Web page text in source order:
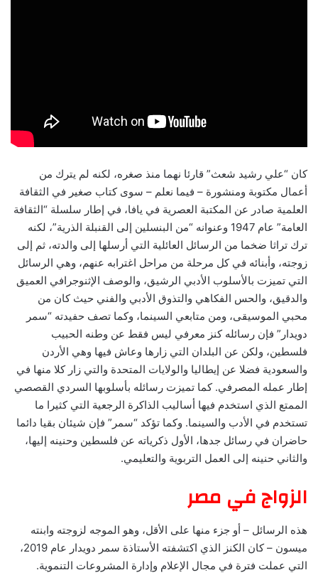
كان “علي رشيد شعث” قارئا نهما منذ صغره، لكنه لم يترك من
أعمال مكتوبة ومنشورة – فيما نعلم – سوى كتاب صغير في الثقافة
العلمية صادر عن المكتبة العصرية في يافا، في إطار سلسلة “الثقافة
العامة” عام 1947 وعنوانه “من البنسلين إلى القنبلة الذرية”، لكنه
ترك تراثا ضخما من الرسائل العائلية التي أرسلها إلى والدته، ثم إلى
زوجته، وأبنائه في كل مرحلة من مراحل اغترابه عنهم، وهي الرسائل
التي تميزت بالأسلوب الأدبي الرشيق، والوصف الإثنوجرافي العميق
والدقيق، والحس الفكاهي والتذوق الأدبي والفني حيث كان من
محبي الموسيقى، ومن متابعي السينما، وكما تصف حفيدته “سمر
دويدار” فإن رسائله كنز معرفي ليس فقط عن وطنه الحبيب
فلسطين، ولكن عن البلدان التي زارها وعاش فيها وهي الأردن
والسعودية فضلا عن إيطاليا والولايات المتحدة والتي زار كلا منها في
إطار عمله المصرفي. كما تميزت رسائله بأسلوبها السردي القصصي
الممتع الذي استخدم فيها أساليب الذاكرة الرجعية التي كثيرا ما
تستخدم في الأدب والسينما. وكما تؤكد “سمر” فإن شيئان بقيا دائما
حاضران في رسائل جدها، الأول ذكرياته عن فلسطين وحنينه إليها،
والثاني حنينه إلى العمل التربوية والتعليمي.
الزواج في مصر
هذه الرسائل – أو جزء منها على الأقل، وهو الموجه لزوجته وابنته
ميسون – كان الكنز الذي اكتشفته الأستاذة سمر دويدار عام 2019،
التي عملت فترة في مجال الإعلام وإدارة المشروعات التنموية.